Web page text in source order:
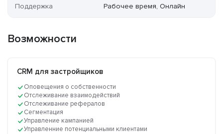
Поддержка Рабочее время, Онлайн
Возможности
CRM для застройщиков
Оповещения о собственности
Отслеживание взаимодействий
Отслеживание рефералов
Сегментация
Управление кампанией
Управленние потенциальными клиентами